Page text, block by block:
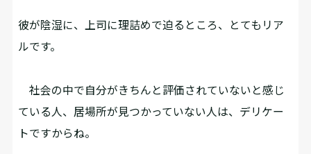
――彼が陰湿に、上司に理詰めで迫るところ、とてもリア
ルです。
社会の中で自分がきちんと評価されていないと感じ
ている人、居場所が見つかっていない人は、デリケー
トですからね。